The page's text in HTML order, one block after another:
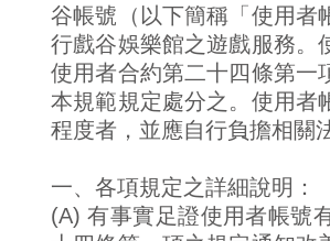
谷帳號（以下簡稱「使用者
行戲谷娛樂館之遊戲服務。
使用者合約第二十四條第一
本規範規定處分之。使用者
程度者，並應自行負擔相關
一、各項規定之詳細說明：
(A) 有事實足證使用者帳號